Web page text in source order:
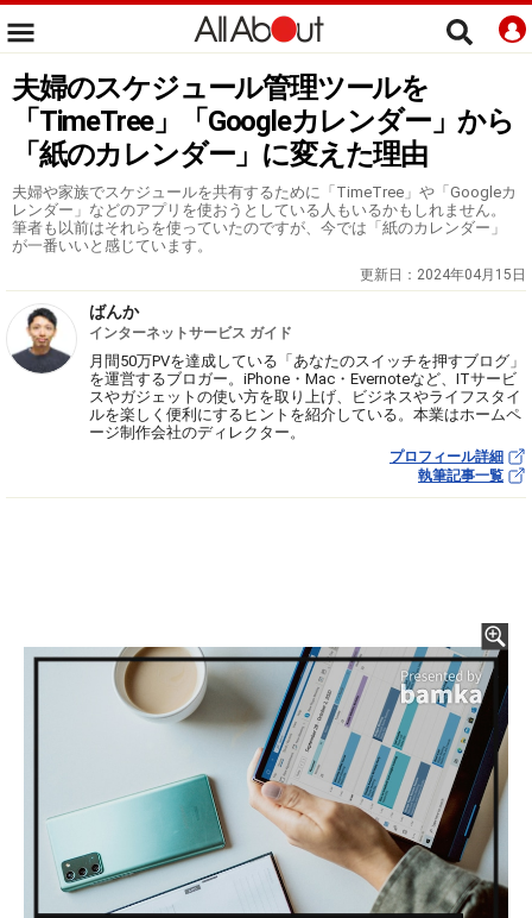
夫婦のスケジュール管理ツールを
「TimeTree」「Googleカレンダー」から
「紙のカレンダー」に変えた理由
夫婦や家族でスケジュールを共有するために「TimeTree」や「Googleカ
レンダー」などのアプリを使おうとしている人もいるかもしれません。
筆者も以前はそれらを使っていたのですが、今では「紙のカレンダー」
が一番いいと感じています。
更新日： 2024年04月15日
ばんか
インターネットサービス ガイド
月間50万PVを達成している「あなたのスイッチを押すブログ」
を運営するブロガー。iPhone・Mac・Evernoteなど、ITサービ
スやガジェットの使い方を取り上げ、ビジネスやライフスタイ
ルを楽しく便利にするヒントを紹介している。本業はホームペ
ージ制作会社のディレクター。
プロフィール詳細
執筆記事一覧